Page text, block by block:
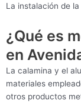
La instalación de
¿Qué es
en
La calamina y el
materiales
otros productos